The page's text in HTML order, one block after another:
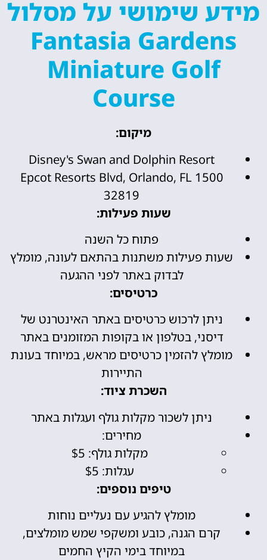
מידע שימושי על מסלול
Fantasia Gardens
Miniature Golf
Course
מיקום:
Disney's Swan and Dolphin Resort
1500 Epcot Resorts Blvd, Orlando, FL
32819
שעות פעילות:
פתוח כל השנה
שעות פעילות משתנות בהתאם לעונה, מומלץ
לבדוק באתר לפני ההגעה
כרטיסים:
ניתן לרכוש כרטיסים באתר האינטרנט של
דיסני, בטלפון או בקופות המזומנים באתר
מומלץ להזמין כרטיסים מראש, במיוחד בעונת
התיירות
השכרת ציוד:
ניתן לשכור מקלות גולף ועגלות באתר
מחירים:
מקלות גולף: $5
עגלות: $5
טיפים נוספים:
מומלץ להגיע עם נעליים נוחות
קרם הגנה, כובע ומשקפי שמש מומלצים,
במיוחד בימי הקיץ החמים